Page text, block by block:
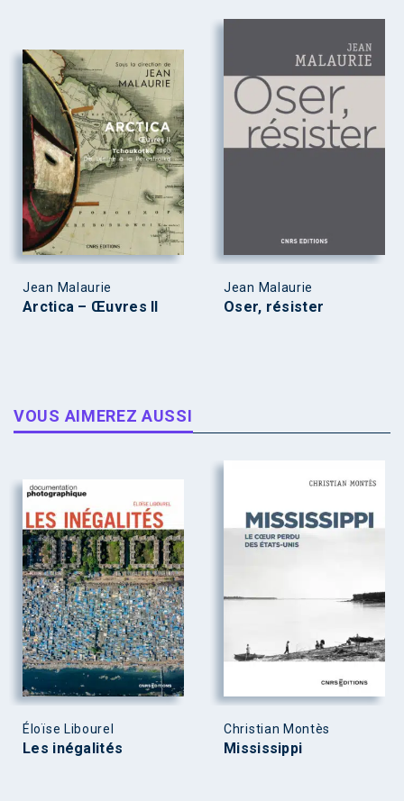
Jean Malaurie
Arctica – Œuvres II
Jean Malaurie
Oser, résister
VOUS AIMEREZ AUSSI
Éloïse Libourel
Les inégalités
Christian Montès
Mississippi